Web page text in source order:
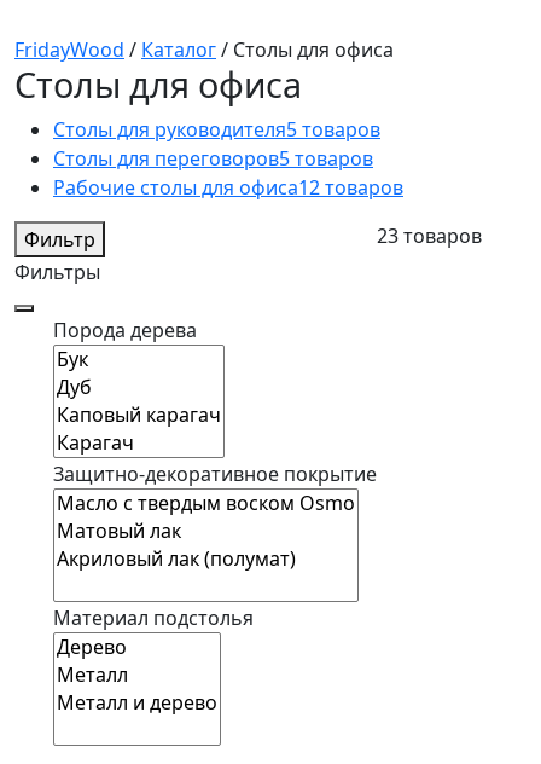
FridayWood / Каталог/ Столы для офиса
Столы для офиса
Столы для руководителя5 товаров
Столы для переговоров5 товаров
Рабочие столы для офиса12 товаров
Фильтр
Фильтры
Порода дерева
Защитно-декоративное покрытие
Материал подстолья
23 товаров